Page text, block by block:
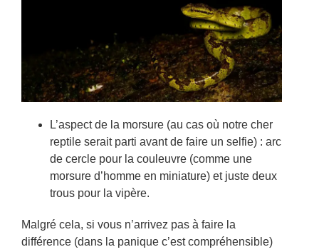
L’aspect de la morsure (au cas où notre cher
reptile serait parti avant de faire un selfie) : arc
de cercle pour la couleuvre (comme une
morsure d’homme en miniature) et juste deux
trous pour la vipère.
Malgré cela, si vous n’arrivez pas à faire la
différence (dans la panique c’est compréhensible)